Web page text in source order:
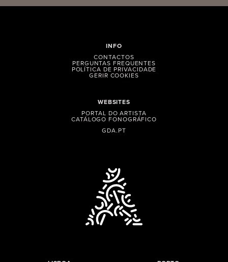
WEBSITES
PORTAL DO ARTISTA
CATÁLOGO FONOGRÁFICO
GDA.PT
INFO
CONTACTOS
PERGUNTAS FREQUENTES
POLÍTICA DE PRIVACIDADE
GERIR COOKIES